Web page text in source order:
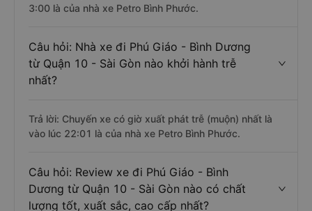
3:00 là của nhà xe Petro Bình Phước.
Câu hỏi: Nhà xe đi Phú Giáo - Bình Dương
từ Quận 10 - Sài Gòn nào khởi hành trễ
nhất?
Trả lời: Chuyến xe có giờ xuất phát trễ (muộn) nhất là
vào lúc 22:01 là của nhà xe Petro Bình Phước.
Câu hỏi: Review xe đi Phú Giáo - Bình
Dương từ Quận 10 - Sài Gòn nào có chất
lượng tốt, xuất sắc, cao cấp nhất?